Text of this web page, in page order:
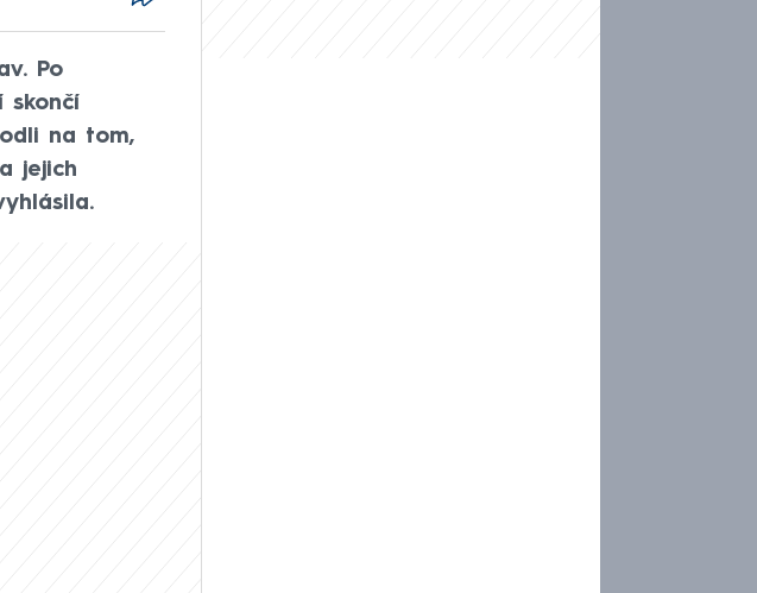
Po
skončí
na tom,
jejich